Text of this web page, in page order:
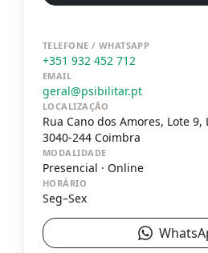
TELEFONE / WHATSAPP
+351 932 452 712
EMAIL
geral@psibilitar.pt
LOCALIZAÇÃO
Rua Cano dos Amores, Lote 9,
3040-244 Coimbra
MODALIDADE
Presencial · Online
HORÁRIO
Seg–Sex